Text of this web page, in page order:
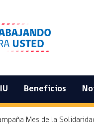
Beneficios
Mes de la